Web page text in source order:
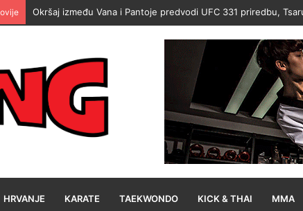
Okršaj između Vana i Pantoje predvodi UFC 331 priredbu,
HRVANJE KARATE TAEKWONDO KICK & THAI MMA